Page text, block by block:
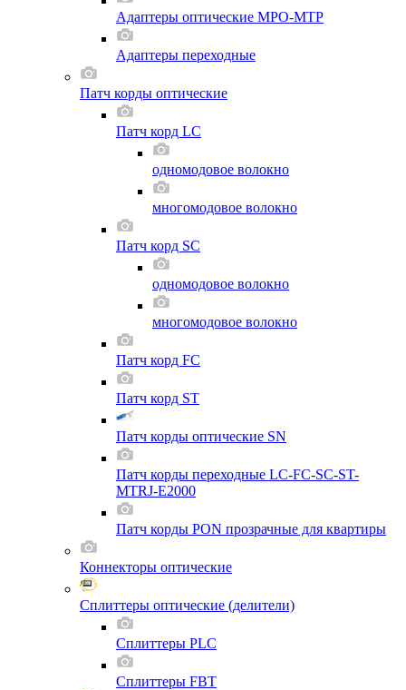
Адаптеры оптические MPO-MTP
Адаптеры переходные
Патч корды оптические
Патч корд LC
одномодовое волокно
многомодовое волокно
Патч корд SC
одномодовое волокно
многомодовое волокно
Патч корд FC
Патч корд ST
Патч корды оптические SN
Патч корды переходные LC-FC-SC-ST-
MTRJ-E2000
Патч корды PON прозрачные для квартиры
Коннекторы оптические
Сплиттеры оптические (делители)
Сплиттеры PLC
Сплиттеры FBT